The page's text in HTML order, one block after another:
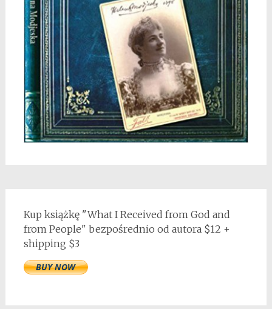
Kup książkę "What I Received from God and
from People" bezpośrednio od autora $12 +
shipping $3